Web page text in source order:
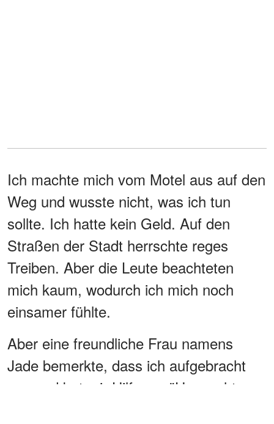
Ich machte mich vom Motel aus auf den
Weg und wusste nicht, was ich tun
sollte. Ich hatte kein Geld. Auf den
Straßen der Stadt herrschte reges
Treiben. Aber die Leute beachteten
mich kaum, wodurch ich mich noch
einsamer fühlte.
Aber eine freundliche Frau namens
Jade bemerkte, dass ich aufgebracht
war und bot mir Hilfe an. "Hey, geht es